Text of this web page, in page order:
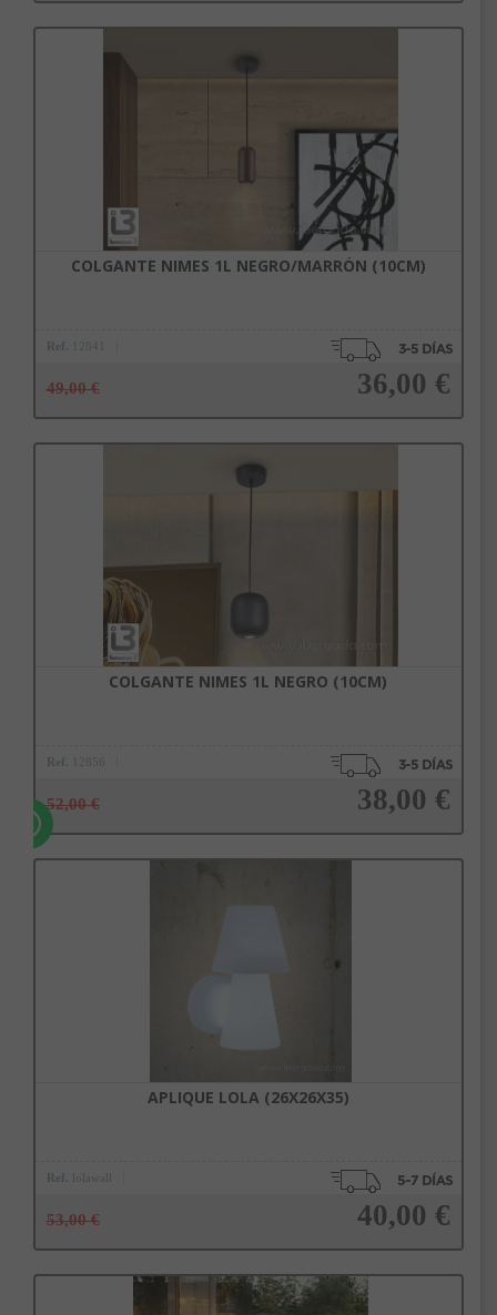
Añadir a la cesta
COLGANTE NIMES 1L NEGRO/MARRÓN (10CM)
Ref.
49,00 € 36,00 €
COLGANTE NIMES 1L NEGRO (10CM)
Ref. 12856
52,00 € 38,00 €
APLIQUE LOLA (26X26X35)
Ref. lolawall
53,00 € 40,00 €
Añadir a la cesta